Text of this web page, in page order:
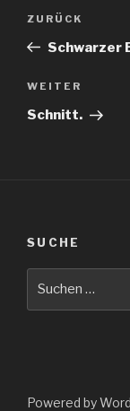
Vorheriger
Beitrag
ZURÜCK
Schwarzer
Nächster
Beitrag
WEITER
Schnitt.
SUCHE
Powered by